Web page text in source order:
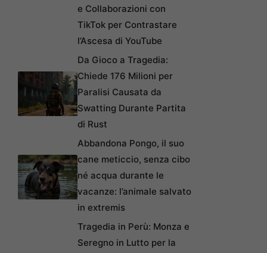
e Collaborazioni con
TikTok per Contrastare
l’Ascesa di YouTube
Da Gioco a Tragedia:
Chiede 176 Milioni per
Paralisi Causata da
Swatting Durante Partita
di Rust
Abbandona Pongo, il suo
cane meticcio, senza cibo
né acqua durante le
vacanze: l’animale salvato
in extremis
Tragedia in Perù: Monza e
Seregno in Lutto per la